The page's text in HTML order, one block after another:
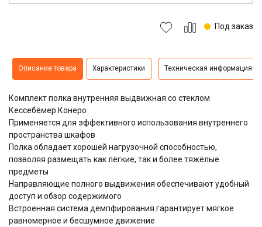
Под заказ
Описание товара Характеристики Техническая информация
Комплект полка внутренняя выдвижная со стеклом
Кессебёмер Конеро
Применяется для эффективного использования внутреннего
пространства шкафов
Полка обладает хорошей нагрузочной способностью,
позволяя размещать как лёгкие, так и более тяжёлые
предметы
Направляющие полного выдвижения обеспечивают удобный
доступ и обзор содержимого
Встроенная система демпфирования гарантирует мягкое
равномерное и бесшумное движение